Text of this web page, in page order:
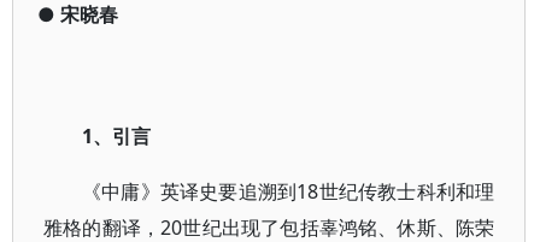
● 宋晓春
1、引言
《中庸》英译史要追溯到18世纪传教士科利和理
雅格的翻译，20世纪出现了包括辜鸿铭、休斯、陈荣